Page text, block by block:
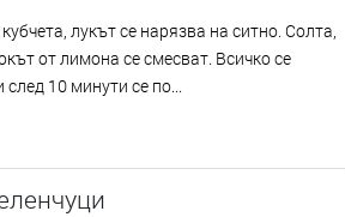
лукът се нарязва на ситно. Солта,
от лимона се смесват. Всичко се
10 минути се по...